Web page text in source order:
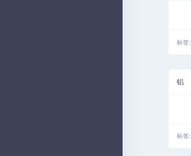
标签:
铝
标签: